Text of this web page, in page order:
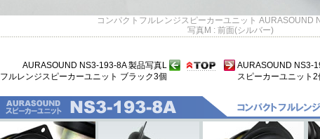
コンパクトフルレンジスピーカーユニット AURASOUND
写真M : 前面(シルバー)
AURASOUND NS3-193-8A 製品写真L
フルレンジスピーカーユニット ブラック3個
AURASOUND NS3-
スピーカーユニット